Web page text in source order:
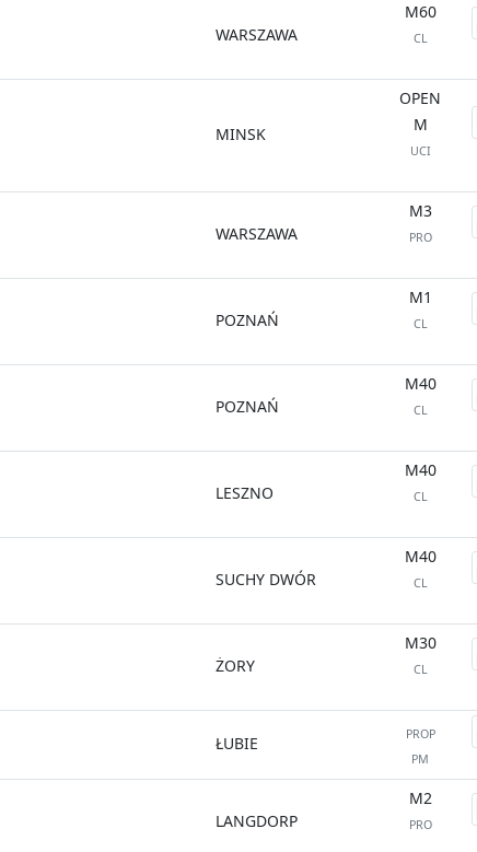
WARSZAWA
M60
CL
MINSK
OPEN
M
UCI
WARSZAWA
M3
PRO
POZNAŃ
M1
CL
POZNAŃ
M40
CL
LESZNO
M40
CL
SUCHY DWÓR
M40
CL
ŻORY
M30
CL
ŁUBIE
PROP
PM
LANGDORP
M2
PRO